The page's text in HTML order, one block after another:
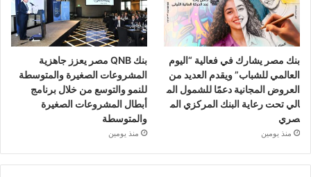
بنك مصر يشارك في فعالية “اليوم
العالمي للشباب” ويقدم العديد من
العروض المجانية دعمًا للشمول الم
الي تحت رعاية البنك المركزي الم
صري
منذ يومين
بنك QNB مصر يعزز جاهزية
المشروعات الصغيرة والمتوسطة
للنمو والتوسع من خلال برنامج
أبطال المشروعات الصغيرة
والمتوسطة
منذ يومين